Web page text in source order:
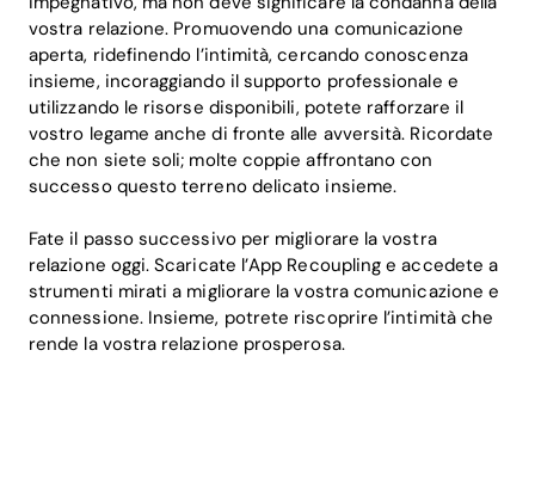
vostra relazione. Promuovendo una comunicazione
aperta, ridefinendo l’intimità, cercando conoscenza
insieme, incoraggiando il supporto professionale e
utilizzando le risorse disponibili, potete rafforzare il
vostro legame anche di fronte alle avversità. Ricordate
che non siete soli; molte coppie affrontano con
successo questo terreno delicato insieme.
Fate il passo successivo per migliorare la vostra
relazione oggi. Scaricate l’App Recoupling e accedete a
strumenti mirati a migliorare la vostra comunicazione e
connessione. Insieme, potrete riscoprire l’intimità che
rende la vostra relazione prosperosa.